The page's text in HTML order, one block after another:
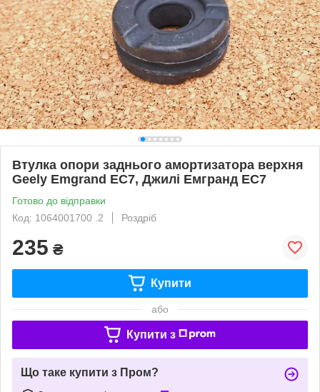
Втулка опори заднього амортизатора верхня
Geely Еmgrand EC7, Джилі Емгранд EC7
Готово до відправки
Код: 1064001700 .2
Роздріб
235 ₴
Купити
або
Купити з
Що таке купити з Пром?